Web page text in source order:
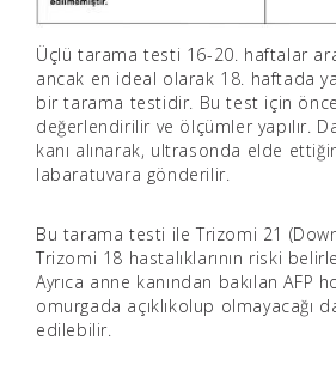
Üçlü tarama testi 16-20. haftalar
ancak en ideal olarak 18. haftada
bir tarama testidir. Bu test için
değerlendirilir ve ölçümler yapılır.
kanı alınarak, ultrasonda elde
labaratuvara gönderilir.
Bu tarama testi ile Trizomi 21
Trizomi 18 hastalıklarının riski
Ayrıca anne kanından bakılan AFP
omurgada açıklıkolup olmayacağı
edilebilir.